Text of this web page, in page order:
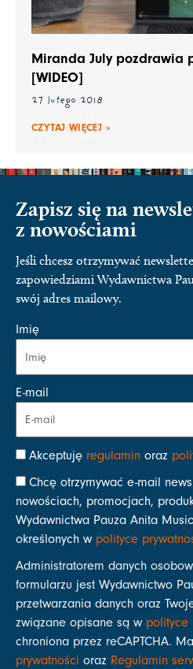
Miranda July pozdrawia
[WIDEO]
27 lutego 2018
CZYTAJ WIĘCEJ »
Zapisz się na
z nowościami
Jeśli chcesz otrzymywać
zapowiedziami Wydawnictwa
swój adres mailowy.
Imię
E-mail
Akceptuję regulamin oraz
Chcę otrzymywać e-mail
nowościach, promocjach,
Wydawnictwa Pauza Anita
określonych w polityce
Administratorem danych
formularzu jest Wydawnictwo
przetwarzania danych oraz
związane opisane są w polityce
chroniona przez reCAPTCHA.
prywatności oraz Regulamin